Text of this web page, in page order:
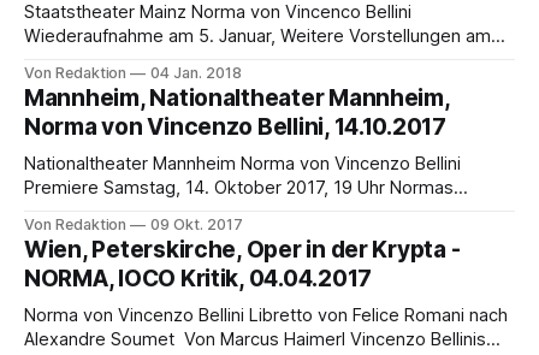
Staatstheater Mainz Norma von Vincenco Bellini
Wiederaufnahme am 5. Januar, Weitere Vorstellungen am
Mailänder Scala trat Vincenzo Bellinis Norma einen wahren
Siegeszug durch die italienischen und auch anderen
europäischen Opernhäuser an. Große Sängerinnen des 19.
Jahrhunderts, darunter
Von Redaktion 04 Jan. 2018
Mannheim, Nationaltheater Mannheim,
Norma von Vincenzo Bellini, 14.10.2017
Nationaltheater Mannheim Norma von Vincenzo Bellini
Premiere Samstag, 14. Oktober 2017, 19 Uhr Normas
Priesterin soll zum Angriff ihres Volkes auf die römischen
Besatzer blasen – aber ihr heimlicher Geliebter und der
Vater ihrer Kinder ist der römische Prokonsul Pollione, der
sich zwischenzeitlich
Von Redaktion 09 Okt. 2017
Wien, Peterskirche, Oper in der Krypta -
NORMA, IOCO Kritik, 04.04.2017
Norma von Vincenzo Bellini Libretto von Felice Romani nach
Alexandre Soumet Von Marcus Haimerl Vincenzo Bellinis